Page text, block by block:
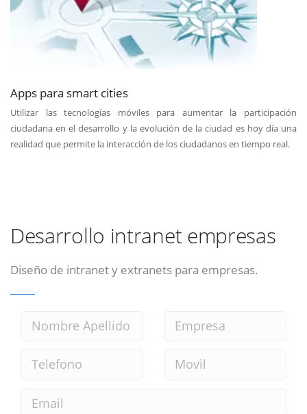
Apps para smart cities
Utilizar las tecnologías móviles para aumentar la participación
ciudadana en el desarrollo y la evolución de la ciudad es hoy día una
realidad que permite la interacción de los ciudadanos en tiempo real.
Desarrollo intranet empresas
Diseño de intranet y extranets para empresas.